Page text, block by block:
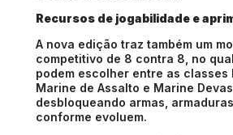
Recursos de jogabilidade e
A nova edição traz também um
competitivo de 8 contra 8, no
podem escolher entre as classes
Marine de Assalto e Marine
desbloqueando armas,
conforme evoluem.